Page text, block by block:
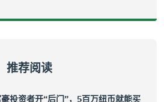
推荐阅读
投资者开“后门”，5百万纽币就能买